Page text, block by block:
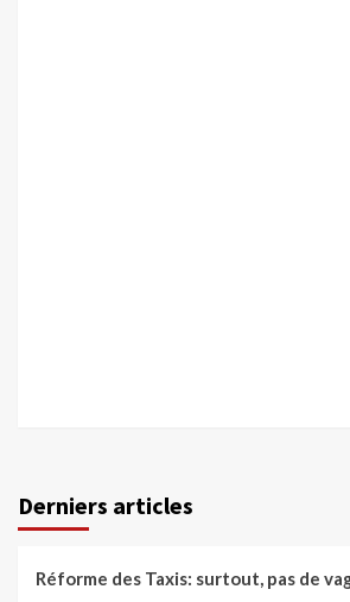
Derniers articles
Réforme des Taxis: surtout, pas de